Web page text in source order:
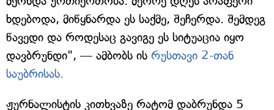
ხდებოდა, მიწყნარდა ეს საქმე, შეჩერდა. შემდეგ
წავედი და როდესაც გავიგე ეს სიტუაცია იყო
დავბრუნდი", — ამბობს ის რუსთავი 2-თან
საუბრისას.
ჟურნალისტის კითხვაზე რატომ დაბრუნდა 5